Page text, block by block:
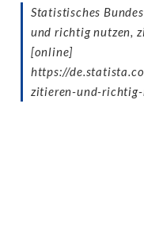
Statistisches
und richtig nutzen,
[online]
https://
zitieren-und-